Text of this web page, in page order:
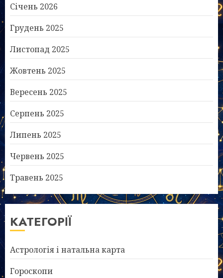
Січень 2026
Грудень 2025
Листопад 2025
Жовтень 2025
Вересень 2025
Серпень 2025
Липень 2025
Червень 2025
Травень 2025
КАТЕГОРІЇ
Астрологія і натальна карта
Гороскопи